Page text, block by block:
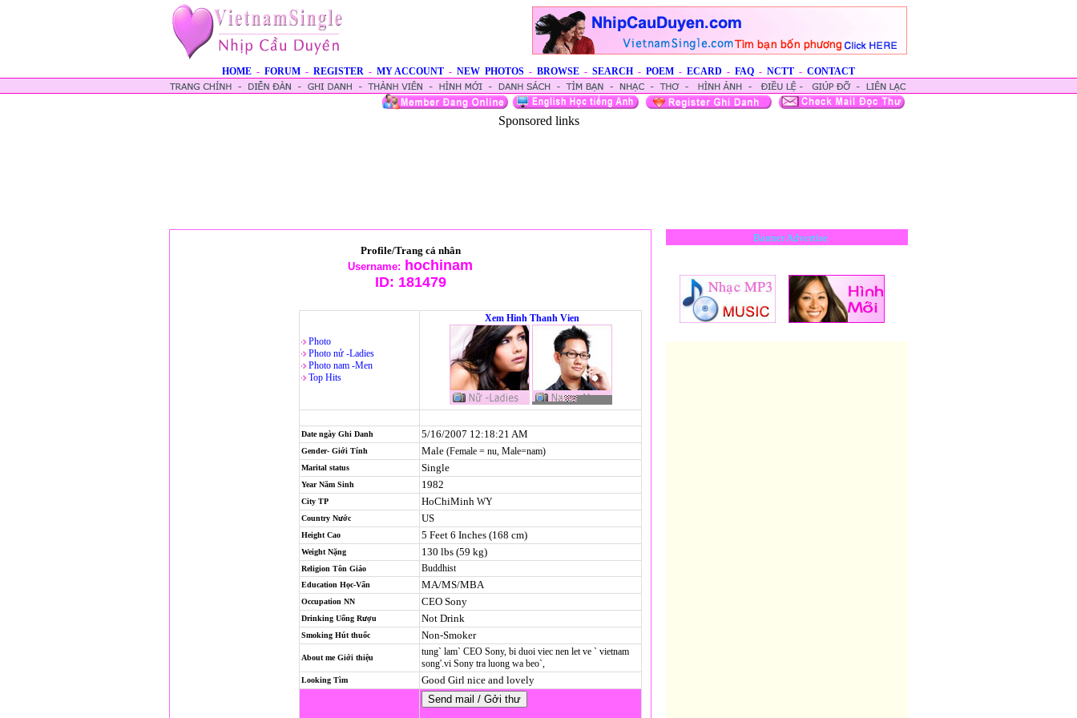
HOME - FORUM - REGISTER - MY ACCOUNT - NEW PHOTOS - BROWSE - SEARCH - POEM - ECARD - FAQ - NCTT - CONTACT
Sponsored links
Profile/Trang cá nhân
Username: hochinam
ID: 181479
Photo
Photo nử -Ladies
Photo nam -Men
Top Hits
Xem Hinh Thanh Vien
Date ngày Ghi Danh 5/16/2007 12:18:21 AM
Gender- Giới Tính Male (Female = nu, Male=nam)
Marital status Single
Year Năm Sinh 1982
City TP HoChiMinh WY
Country Nước US
Height Cao 5 Feet 6 Inches (168 cm)
Weight Nặng 130 lbs (59 kg)
Religion Tôn Giáo Buddhist
Education Học-Vấn MA/MS/MBA
Occupation NN CEO Sony
Drinking Uống Rượu Not Drink
Smoking Hút thuốc Non-Smoker
About me Giới thiệu
tung` lam` CEO Sony, bi duoi viec nen let ve ` vietnam
song'.vi Sony tra luong wa beo`,
Looking Tìm Good Girl nice and lovely
Banner Advertise